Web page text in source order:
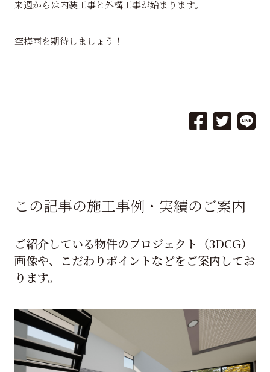
来週からは内装工事と外構工事が始まります。
空梅雨を期待しましょう！
この記事の施工事例・実績のご案内
ご紹介している物件のプロジェクト（3DCG）
画像や、こだわりポイントなどをご案内してお
ります。